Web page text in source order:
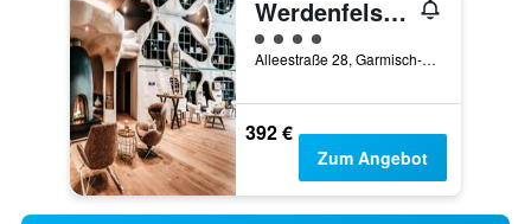
Werdenfelserei
Bewertungskategorie 4
Alleestraße 28, Garmisch-Partenkirchen, Bayern, Deutschland
392 €
Zum Angebot